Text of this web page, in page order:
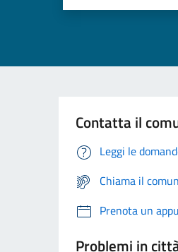
Contatta il
Leggi le
Chiama il
Prenota un
Problemi in